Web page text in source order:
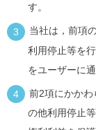
す。
当社は，前項
利用停止等を
をユーザーに通
前2項にかか
の他利用停止